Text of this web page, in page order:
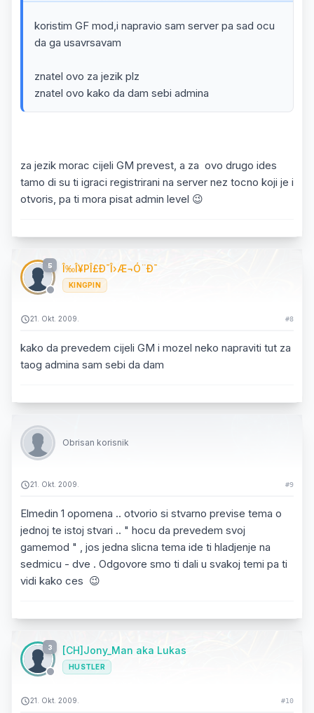
koristim GF mod,i napravio sam server pa sad ocu
da ga usavrsavam
znatel ovo za jezik plz
znatel ovo kako da dam sebi admina
za jezik morac cijeli GM prevest, a za ovo drugo ides
tamo di su ti igraci registrirani na server nez tocno koji je i
otvoris, pa ti mora pisat admin level 😉
5 Î‰Î¥PÎ£Ð¯Î›Æ¬Ó¨Ð¯
KINGPIN
21. Okt. 2009. #8
kako da prevedem cijeli GM i mozel neko napraviti tut za
taog admina sam sebi da dam
Obrisan korisnik
21. Okt. 2009. #9
Elmedin 1 opomena .. otvorio si stvarno previse tema o
jednoj te istoj stvari .. " hocu da prevedem svoj
gamemod " , jos jedna slicna tema ide ti hladjenje na
sedmicu - dve . Odgovore smo ti dali u svakoj temi pa ti
vidi kako ces 😉
3 [CH]Jony_Man aka Lukas
HUSTLER
21. Okt. 2009. #10